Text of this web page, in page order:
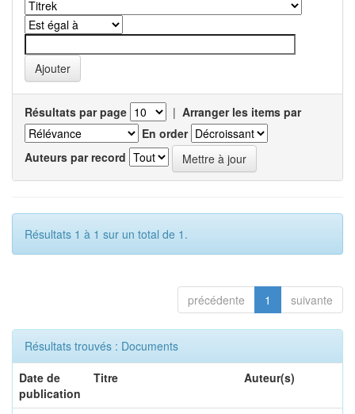
Résultats par page | Arranger les items par
En order
Auteurs par record
Résultats 1 à 1 sur un total de 1.
précédente 1 suivante
Résultats trouvés : Documents
Date de
publication
Titre Auteur(s)